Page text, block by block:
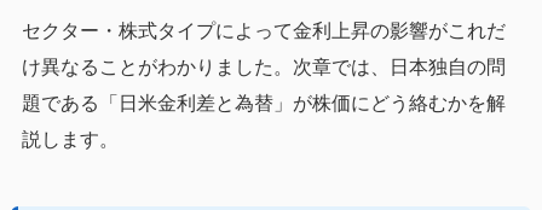
セクター・株式タイプによって金利上昇の影響がこれだ
け異なることがわかりました。次章では、日本独自の問
題である「日米金利差と為替」が株価にどう絡むかを解
説します。